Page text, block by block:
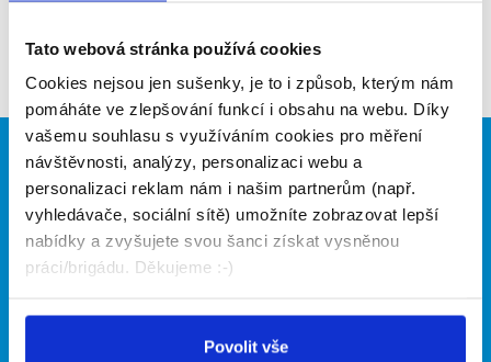
Tato webová stránka používá cookies
Cookies nejsou jen sušenky, je to i způsob, kterým nám
pomáháte ve zlepšování funkcí i obsahu na webu. Díky
vašemu souhlasu s využíváním cookies pro měření
návštěvnosti, analýzy, personalizaci webu a
personalizaci reklam nám i našim partnerům (např.
vyhledávače, sociální sítě) umožníte zobrazovat lepší
nabídky a zvyšujete svou šanci získat vysněnou
práci/brigádu. Děkujeme :-)
Povolit vše
Zpět
Brigádníci
Články
Hledané brigády
Firmy
Vložit inzerát
Ceník
Naše další projekty